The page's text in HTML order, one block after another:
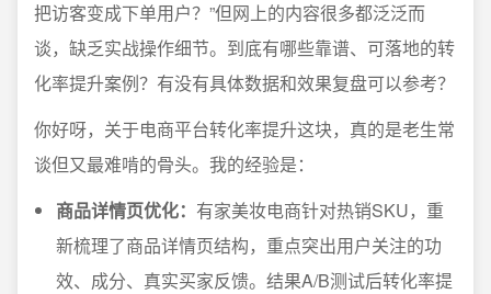
把访客变成下单用户？”但网上的内容很多都泛泛而
谈，缺乏实战操作细节。到底有哪些靠谱、可落地的转
化率提升案例？有没有具体数据和效果复盘可以参考？
你好呀，关于电商平台转化率提升这块，真的是老生常
谈但又最难啃的骨头。我的经验是：
商品详情页优化： 有家美妆电商针对热销SKU，重
新梳理了商品详情页结构，重点突出用户关注的功
效、成分、真实买家反馈。结果A/B测试后转化率提